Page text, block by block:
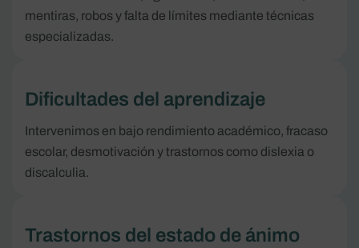
mentiras, robos y falta de límites mediante técnicas
especializadas.
Dificultades del aprendizaje
Intervenimos en bajo rendimiento académico, fracaso
escolar, desmotivación y trastornos como dislexia o
discalculia.
Trastornos del estado de ánimo